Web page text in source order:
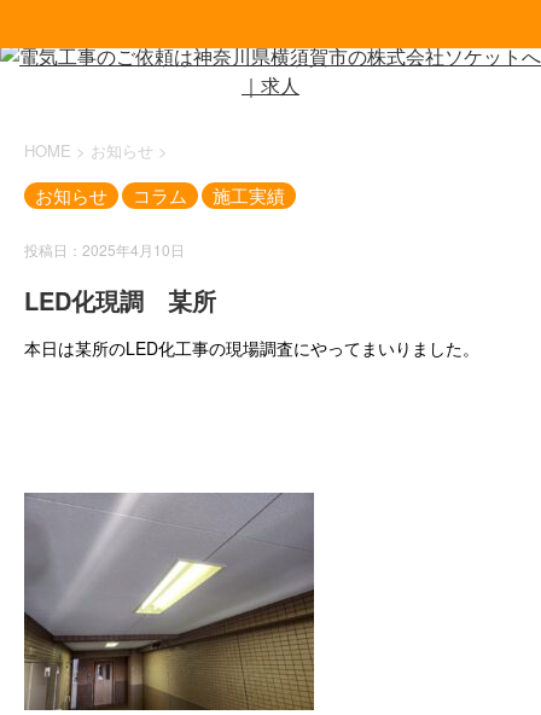
HOME > お知らせ >
お知らせ コラム 施工実績
投稿日：2025年4月10日
LED化現調 某所
本日は某所のLED化工事の現場調査にやってまいりました。